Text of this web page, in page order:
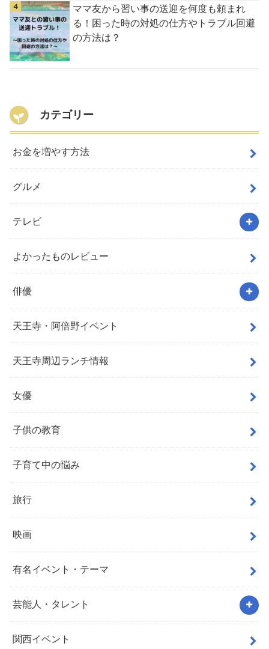
ママ友から習い事の送迎を何度も頼まれ
る！困った時の対処の仕方やトラブル回避
の方法は？
カテゴリー
お金を増やす方法
グルメ
テレビ
よかったものレビュー
俳優
天王寺・阿倍野イベント
天王寺周辺ランチ情報
女優
子供の教育
子育て中の悩み
旅行
映画
有名イベント・テーマ
芸能人・タレント
関西イベント